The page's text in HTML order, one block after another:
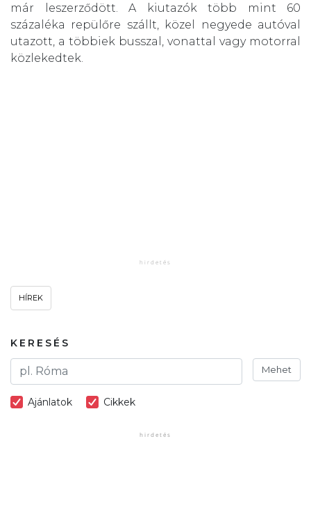
már leszerződött. A kiutazók több mint 60
százaléka repülőre szállt, közel negyede autóval
utazott, a többiek busszal, vonattal vagy motorral
közlekedtek.
HÍREK
KERESÉS
Mehet
Ajánlatok Cikkek